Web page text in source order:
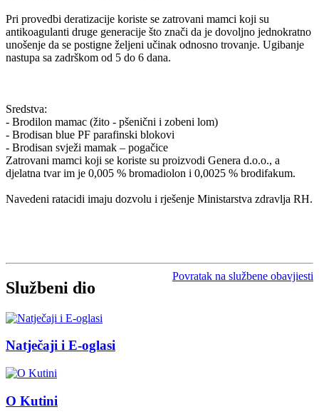
Pri provedbi deratizacije koriste se zatrovani mamci koji su
antikoagulanti druge generacije što znači da je dovoljno jednokratno
unošenje da se postigne željeni učinak odnosno trovanje. Ugibanje
nastupa sa zadrškom od 5 do 6 dana.
Sredstva:
- Brodilon mamac (žito - pšenični i zobeni lom)
- Brodisan blue PF parafinski blokovi
- Brodisan svježi mamak – pogačice
Zatrovani mamci koji se koriste su proizvodi Genera d.o.o., a
djelatna tvar im je 0,005 % bromadiolon i 0,0025 % brodifakum.
Navedeni ratacidi imaju dozvolu i rješenje Ministarstva zdravlja RH.
Povratak na službene obavjiesti
Službeni dio
Natječaji i E-oglasi
O Kutini